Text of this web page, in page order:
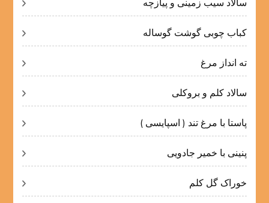
سالاد سیب زمینی و پیازچه
کباب چوبی گوشت گوساله
ته انداز مرغ
سالاد کلم و بروکلی
پاستا با مرغ تند ( اسپایسی )
پنینی با خمیر جادویی
خوراک گل کلم